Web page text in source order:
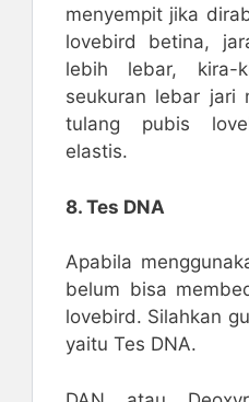
menyempit jika
lovebird betina,
lebih lebar,
seukuran lebar jari
tulang pubis
elastis.
8. Tes DNA
Apabila
belum bisa
lovebird. Silahkan
yaitu Tes DNA.